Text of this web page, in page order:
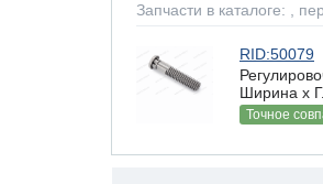
Запчасти в каталоге: ,
RID:50079
Ширина х
Точное